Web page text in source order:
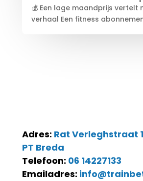
💰 Een lage maandprijs vertelt
verhaal Een fitness
Adres: Rat Verleghstraat
PT Breda
Telefoon: 06 14227133
Emailadres: